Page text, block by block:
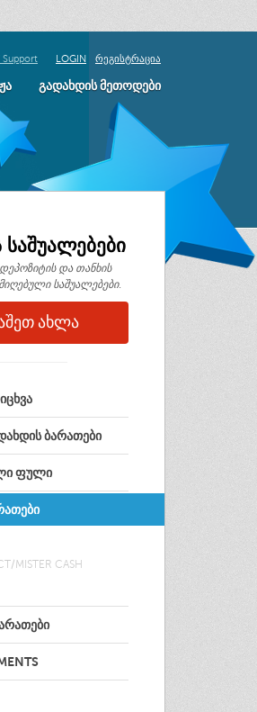
Support LOGIN ᲠᲔᲒᲘᲡᲢᲠᲐᲪᲘᲐ
ᲒᲐᲓᲐᲮᲓᲘᲡ ᲛᲔᲗᲝᲓᲔᲑᲘ
და თანხის
საშუალებები.
ᲐᲮᲚᲐ
ᲑᲐᲠᲐᲗᲔᲑᲘ
ᲤᲣᲚᲘ
MISTER CASH